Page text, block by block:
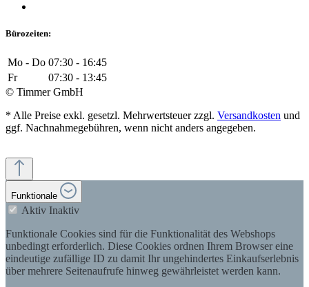
Bürozeiten:
Mo - Do 07:30 - 16:45
Fr
07:30 - 13:45
© Timmer GmbH
* Alle Preise exkl. gesetzl. Mehrwertsteuer zzgl. Versandkosten und
ggf. Nachnahmegebühren, wenn nicht anders angegeben.
Funktionale
Aktiv Inaktiv
Funktionale Cookies sind für die Funktionalität des Webshops
unbedingt erforderlich. Diese Cookies ordnen Ihrem Browser eine
eindeutige zufällige ID zu damit Ihr ungehindertes Einkaufserlebnis
über mehrere Seitenaufrufe hinweg gewährleistet werden kann.